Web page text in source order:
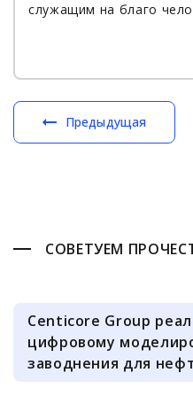
служащим на благо
Предыдущая
СОВЕТУЕМ
Centicore Group
цифровому
заводнения для